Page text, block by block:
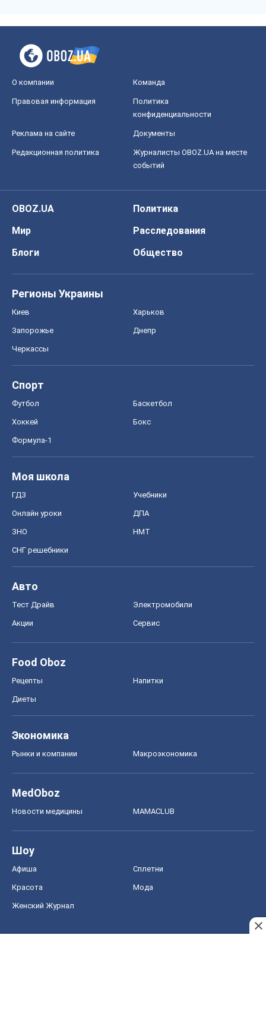
О компании Команда
Правовая информация
Политика
конфиденциальности
Реклама на сайте Документы
Редакционная политика
Журналисты OBOZ.UA на месте
событий
OBOZ.UA
Политика
Мир
Расследования
Блоги
Общество
Регионы Украины
Киев Харьков
Запорожье Днепр
Черкассы
Спорт
Футбол Баскетбол
Хоккей Бокс
Формула-1
Моя школа
ГДЗ Учебники
Онлайн уроки ДПА
ЗНО НМТ
СНГ решебники
Авто
Тест Драйв Электромобили
Акции Сервис
Food Oboz
Рецепты Напитки
Диеты
Экономика
Рынки и компании Mакроэкономика
MedOboz
Новости медицины MAMACLUB
Шоу
Афиша Сплетни
Красота Мода
Женский Журнал